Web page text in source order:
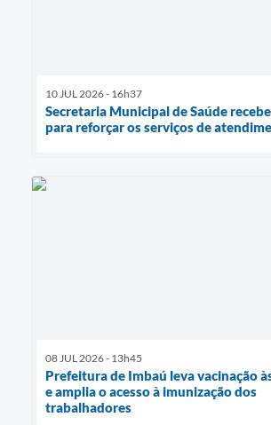
10 JUL 2026 - 16h37
Secretaria Municipal de Saúde
para reforçar os serviços de
08 JUL 2026 - 13h45
Prefeitura de Imbaú leva vacinação
e amplia o acesso à imunização dos
trabalhadores